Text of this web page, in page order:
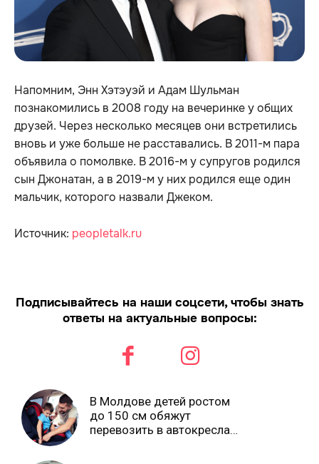
Напомним, Энн Хэтэуэй и Адам Шульман
познакомились в 2008 году на вечеринке у общих
друзей. Через несколько месяцев они встретились
вновь и уже больше не расставались. В 2011-м пара
объявила о помолвке. В 2016-м у супругов родился
сын Джонатан, а в 2019-м у них родился еще один
мальчик, которого назвали Джеком.
Источник: peopletalk.ru
Подписывайтесь на наши соцсети, чтобы знать
ответы на актуальные вопросы:
В Молдове детей ростом
до 150 см обяжут
перевозить в автокреслах